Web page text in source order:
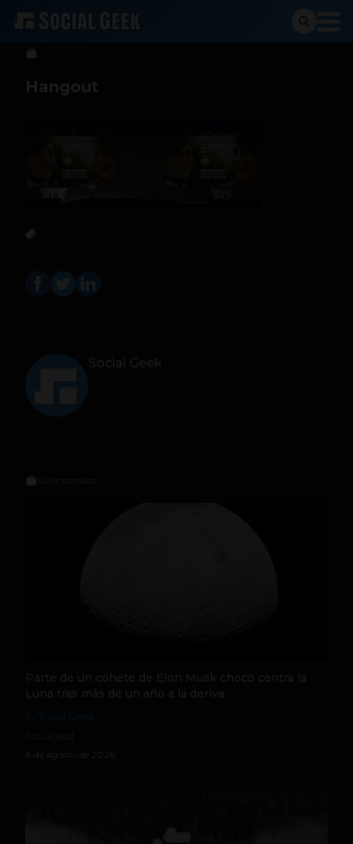
Social Geek 15 de mayo de 2013
Hangout
Social Geek
Parte de un cohete de Elon Musk chocó contra la
Luna tras más de un año a la deriva
6 de agosto de 2026